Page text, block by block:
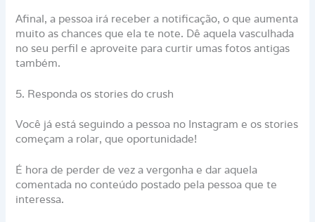
Afinal, a pessoa irá receber a notificação, o que aumenta
muito as chances que ela te note. Dê aquela vasculhada
no seu perfil e aproveite para curtir umas fotos antigas
também.
5. Responda os stories do crush
Você já está seguindo a pessoa no Instagram e os stories
começam a rolar, que oportunidade!
É hora de perder de vez a vergonha e dar aquela
comentada no conteúdo postado pela pessoa que te
interessa.